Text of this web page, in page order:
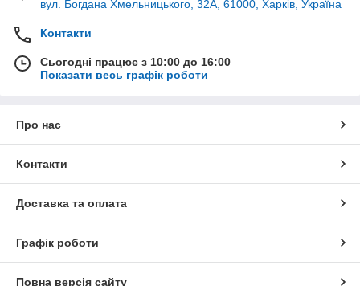
вул. Богдана Хмельницького, 32А, 61000, Харків, Україна
Контакти
Сьогодні працює з 10:00 до 16:00
Показати весь графік роботи
Про нас
Контакти
Доставка та оплата
Графік роботи
Повна версія сайту